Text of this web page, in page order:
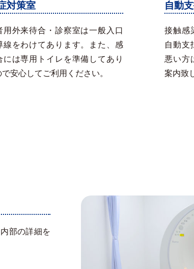
対策室
用外来待合・診察室は一般入口
線をわけてあります。また、感
には専用トイレを準備してあり
で安心してご利用ください。
自動
接触感
自動支
悪い方
案内致
部の詳細を